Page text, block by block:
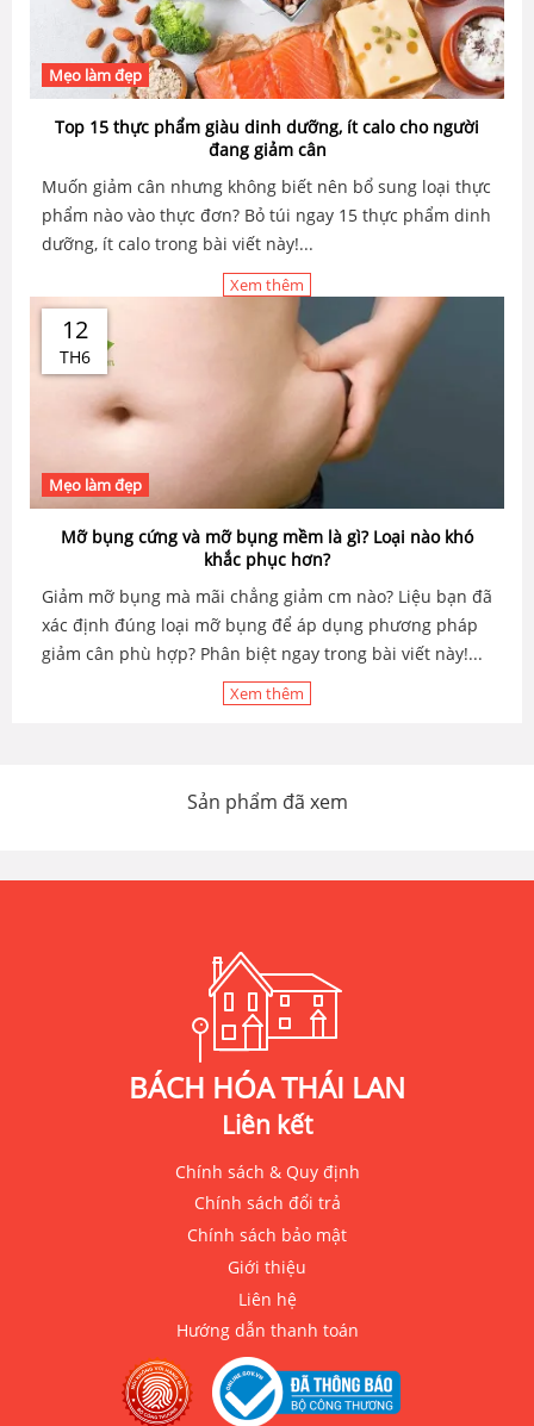
Mẹo làm đẹp
Top 15 thực phẩm giàu dinh dưỡng, ít calo cho người
đang giảm cân
Muốn giảm cân nhưng không biết nên bổ sung loại thực
phẩm nào vào thực đơn? Bỏ túi ngay 15 thực phẩm dinh
dưỡng, ít calo trong bài viết này!...
Xem thêm
12
TH6
Mẹo làm đẹp
Mỡ bụng cứng và mỡ bụng mềm là gì? Loại nào khó
khắc phục hơn?
Giảm mỡ bụng mà mãi chẳng giảm cm nào? Liệu bạn đã
xác định đúng loại mỡ bụng để áp dụng phương pháp
giảm cân phù hợp? Phân biệt ngay trong bài viết này!...
Xem thêm
Sản phẩm đã xem
BÁCH HÓA THÁI LAN
Liên kết
Chính sách & Quy định
Chính sách đổi trả
Chính sách bảo mật
Giới thiệu
Liên hệ
Hướng dẫn thanh toán